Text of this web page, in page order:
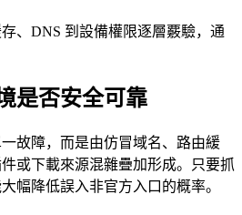
、DNS 到設備權限逐層覈驗，通
是否安全可靠
故障，而是由仿冒域名、路由緩
或下載來源混雜疊加形成。只要抓
幅降低誤入非官方入口的概率。